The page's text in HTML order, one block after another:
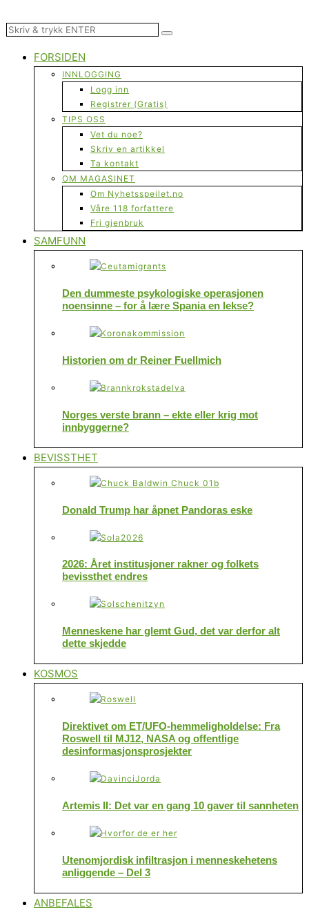
FORSIDEN
INNLOGGING
Logg inn
Registrer (Gratis)
TIPS OSS
Vet du noe?
Skriv en artikkel
Ta kontakt
OM MAGASINET
Om Nyhetsspeilet.no
Våre 118 forfattere
Fri gjenbruk
SAMFUNN
Den dummeste psykologiske operasjonen
noensinne – for å lære Spania en lekse?
Historien om dr Reiner Fuellmich
Norges verste brann – ekte eller krig mot
innbyggerne?
BEVISSTHET
Donald Trump har åpnet Pandoras eske
2026: Året institusjoner rakner og folkets
bevissthet endres
Menneskene har glemt Gud, det var derfor alt
dette skjedde
KOSMOS
Direktivet om ET/UFO-hemmeligholdelse: Fra
Roswell til MJ12, NASA og offentlige
desinformasjonsprosjekter
Artemis II: Det var en gang 10 gaver til sannheten
Utenomjordisk infiltrasjon i menneskehetens
anliggende – Del 3
ANBEFALES